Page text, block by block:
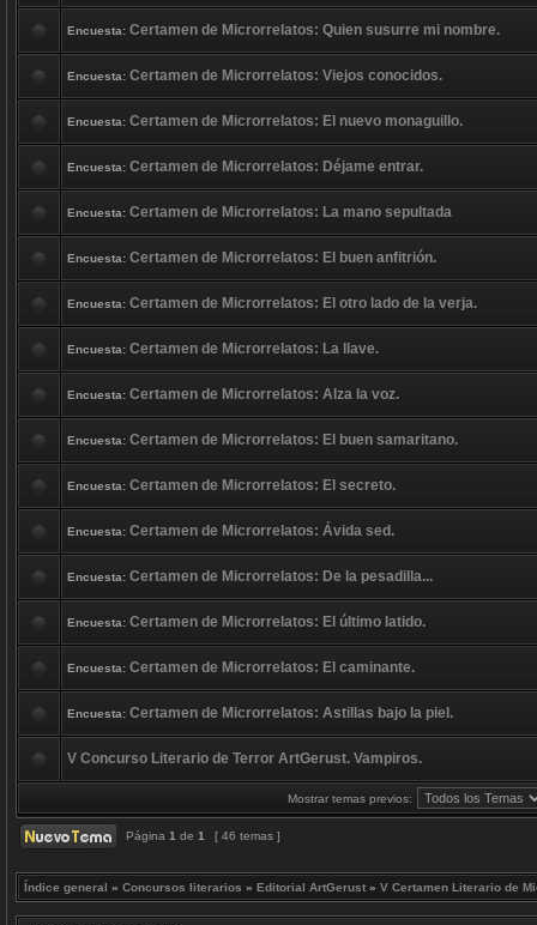
Encuesta: Certamen de Microrrelatos: Quien susurre mi nombre.
Encuesta: Certamen de Microrrelatos: Viejos conocidos.
Encuesta: Certamen de Microrrelatos: El nuevo monaguillo.
Encuesta: Certamen de Microrrelatos: Déjame entrar.
Encuesta: Certamen de Microrrelatos: La mano sepultada
Encuesta: Certamen de Microrrelatos: El buen anfitrión.
Encuesta: Certamen de Microrrelatos: El otro lado de la verja.
Encuesta: Certamen de Microrrelatos: La llave.
Encuesta: Certamen de Microrrelatos: Alza la voz.
Encuesta: Certamen de Microrrelatos: El buen samaritano.
Encuesta: Certamen de Microrrelatos: El secreto.
Encuesta: Certamen de Microrrelatos: Ávida sed.
Encuesta: Certamen de Microrrelatos: De la pesadilla...
Encuesta: Certamen de Microrrelatos: El último latido.
Encuesta: Certamen de Microrrelatos: El caminante.
Encuesta: Certamen de Microrrelatos: Astillas bajo la piel.
V Concurso Literario de Terror ArtGerust. Vampiros.
Mostrar temas previos:
Página 1 de 1 [ 46 temas ]
Índice general » Concursos literarios » Editorial ArtGerust » V Certamen Literario de